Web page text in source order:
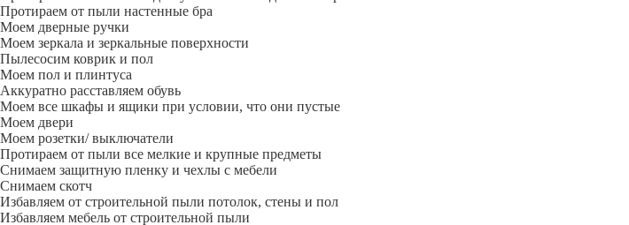
Протираем от пыли настенные бра
Моем дверные ручки
Моем зеркала и зеркальные поверхности
Пылесосим коврик и пол
Моем пол и плинтуса
Аккуратно расставляем обувь
Моем все шкафы и ящики при условии, что они пустые
Моем двери
Моем розетки/ выключатели
Протираем от пыли все мелкие и крупные предметы
Снимаем защитную пленку и чехлы с мебели
Снимаем скотч
Избавляем от строительной пыли потолок, стены и пол
Избавляем мебель от строительной пыли